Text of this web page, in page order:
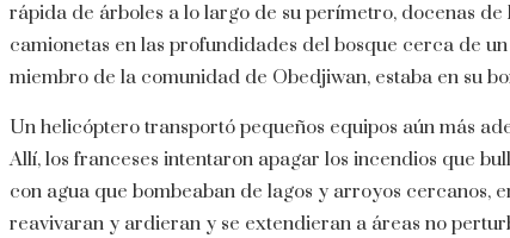
rápida de árboles a lo largo de su perímetro, docenas
camionetas en las profundidades del bosque cerca de
miembro de la comunidad de Obedjiwan, estaba en su
Un helicóptero transportó pequeños equipos aún más
Allí, los franceses intentaron apagar los incendios que
con agua que bombeaban de lagos y arroyos cercanos,
reavivaran y ardieran y se extendieran a áreas no